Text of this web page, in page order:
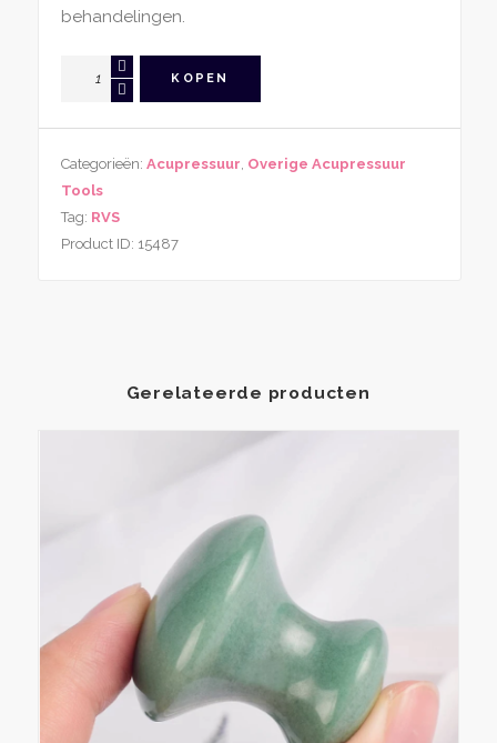
behandelingen.
Acupressuur
cm
–
Dubbelzijdige
Triggerpoint
KOPEN
Categorieën: Acupressuur Overige Acupressuur
Tools
Tag: RVS
Product ID: 15487
Gerelateerde producten